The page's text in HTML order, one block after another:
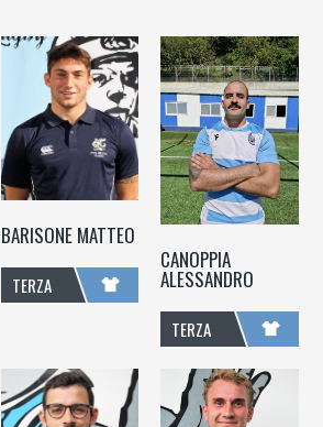
BARISONE MATTEO
TERZA
CANOPPIA
ALESSANDRO
TERZA
LINEA